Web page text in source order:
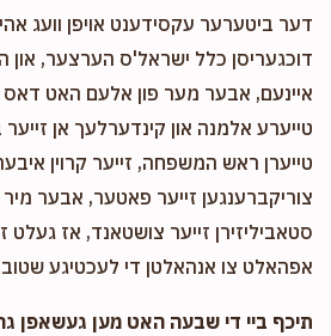
דער ביטערער עקסידענט אויפן וועג
דוכגעריסן כלל ישראל'ס הערצער, און
איינעם, אבער מער פון אלעם האט דאס
טייערע אלמנה און קינדערלעך אן
טייערן ראש המשפחה, זייער קרוין
צוריקברענגען זייער פאטער, אבער
סטאביליזירן זייער צושטאנד, אז געלט
אפהאלט צו אנהאלטן די לעכטיגע
תיכף ביי די שבעה האט מען געשאפן